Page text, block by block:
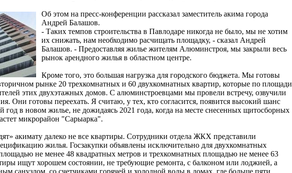
Об этом на пресс-конференции рассказал заместитель акима города
Андрей Балашов.
- Таких темпов строительства в Павлодаре никогда не было, мы не хотим
их снижать, нам необходимо расчищать площадку, - сказал Андрей
Балашов. - Предоставляя жилье жителям Алюминстроя, мы закрыли весь
рынок арендного жилья в областном центре.
Кроме того, это большая нагрузка для городского бюджета. Мы готовы
рынке 20 трехкомнатных и 60 двухкомнатных квартир, которые по площади
этих двухэтажных домов. С алюминстроевцами мы провели встречу, озвучили
Они готовы переехать. Я считаю, у тех, кто согласится, появится высокий шанс
год в новом жилье, не дожидаясь 2021 года, когда на месте снесенных щитосборных
микрорайон "Сарыарка".
акимату далеко не все квартиры. Сотрудники отдела ЖКХ представили
жилья. Госзакупки объявлены исключительно для двухкомнатных
не менее 48 квадратных метров и трехкомнатных площадью не менее 63
ищут хорошем состоянии, не требующие ремонта, с балконом или лоджией, а
санузлом, со счетчиками горячей и холодной воды в домах, где больше пяти